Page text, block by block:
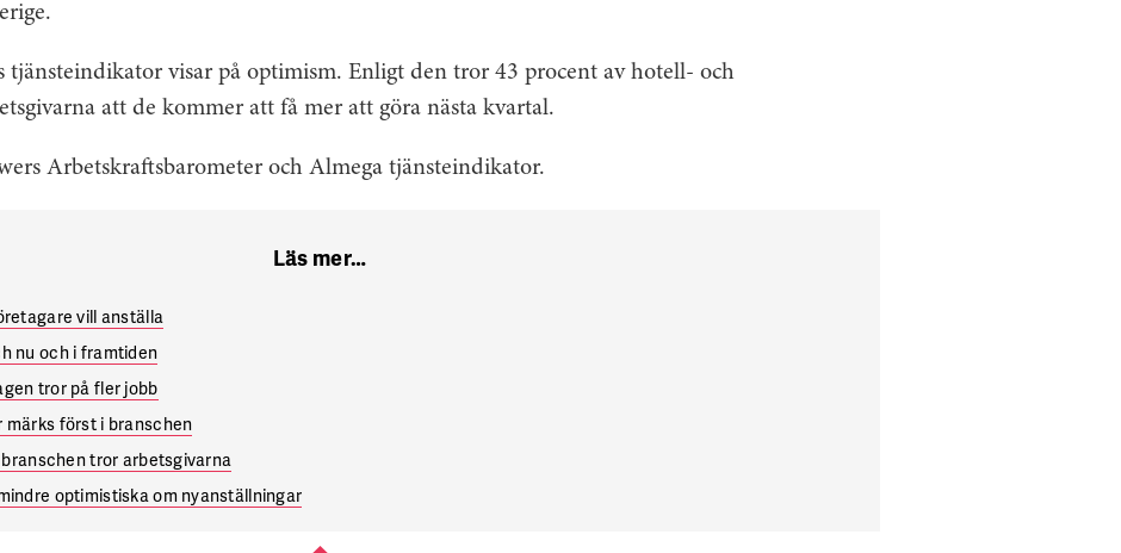
tjänsteindikator visar på optimism. Enligt den tror 43 procent av hotell- och
att de kommer att få mer att göra nästa kvartal.
Arbetskraftsbarometer och Almega tjänsteindikator.
Läs mer…
vill anställa
nu och i framtiden
tror på fler jobb
märks först i branschen
branschen tror arbetsgivarna
optimistiska om nyanställningar